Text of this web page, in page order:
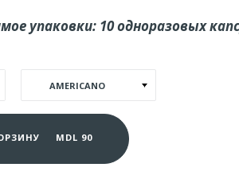
упаковки: 10 одноразовых
AMERICANO
В КОРЗИНУ MDL 90